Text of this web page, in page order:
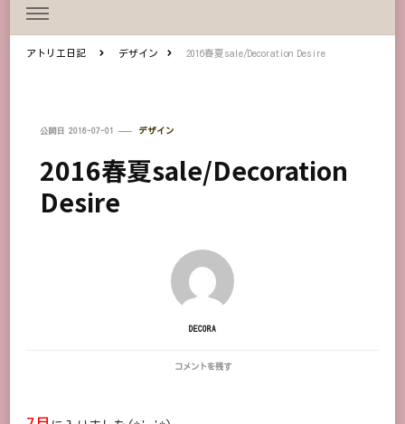
アトリエ日記 デザイン 2016春夏sale/Decoration Desire
公開日 2016-07-01 デザイン
2016春夏sale/Decoration
Desire
DECORA
2016
コメントを残す